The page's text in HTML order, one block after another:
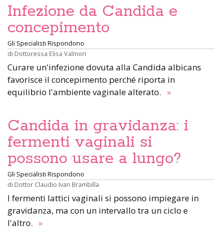
Infezione da Candida e
concepimento
Gli Specialisti Rispondono
di Dottoressa Elisa Valmori
Curare un'infezione dovuta alla Candida albicans
favorisce il concepimento perché riporta in
equilibrio l'ambiente vaginale alterato. »
Candida in gravidanza: i
fermenti vaginali si
possono usare a lungo?
Gli Specialisti Rispondono
di Dottor Claudio Ivan Brambilla
I fermenti lattici vaginali si possono impiegare in
gravidanza, ma con un intervallo tra un ciclo e
l'altro. »